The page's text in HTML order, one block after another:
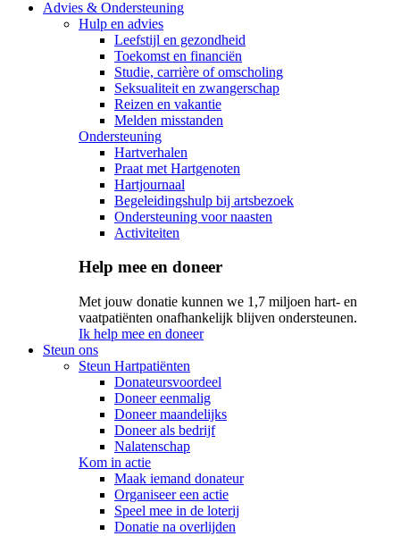
Advies & Ondersteuning
Hulp en advies
Leefstijl en gezondheid
Toekomst en financiën
Studie, carrière of omscholing
Seksualiteit en zwangerschap
Reizen en vakantie
Melden misstanden
Ondersteuning
Hartverhalen
Praat met Hartgenoten
Hartjournaal
Begeleidingshulp bij artsbezoek
Ondersteuning voor naasten
Activiteiten
Help mee en doneer
Met jouw donatie kunnen we 1,7 miljoen hart- en
vaatpatiënten onafhankelijk blijven ondersteunen.
Ik help mee en doneer
Steun ons
Steun Hartpatiënten
Donateursvoordeel
Doneer eenmalig
Doneer maandelijks
Doneer als bedrijf
Nalatenschap
Kom in actie
Maak iemand donateur
Organiseer een actie
Speel mee in de loterij
Donatie na overlijden